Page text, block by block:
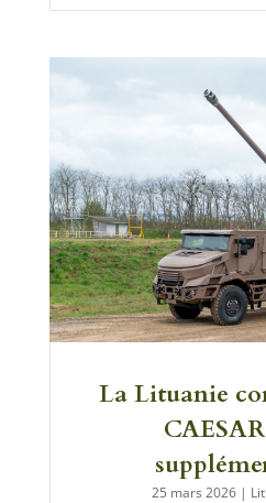
La Lituanie
25 mars 2026 |